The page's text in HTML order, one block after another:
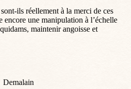
ils réellement à la merci de ces
encore une manipulation à l’échelle
maintenir angoisse et
Demalain